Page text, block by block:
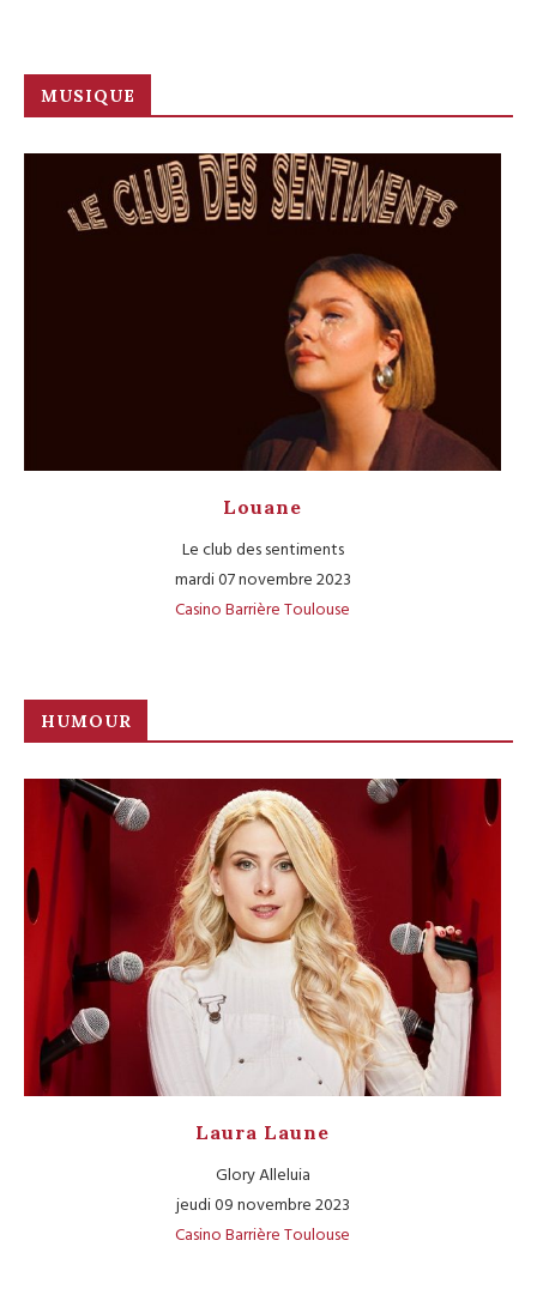
MUSIQUE
Louane
Le club des sentiments
mardi 07 novembre 2023
Casino Barrière Toulouse
HUMOUR
Laura Laune
Glory Alleluia
jeudi 09 novembre 2023
Casino Barrière Toulouse